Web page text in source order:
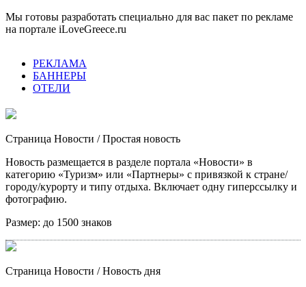
Мы готовы разработать специально для вас пакет по рекламе
на портале iLoveGreece.ru
РЕКЛАМА
БАННЕРЫ
ОТЕЛИ
Страница Новости / Простая новость
Новость размещается в разделе портала «Новости» в
категорию «Туризм» или «Партнеры» с привязкой к стране/
городу/курорту и типу отдыха. Включает одну гиперссылку и
фотографию.
Размер: до 1500 знаков
Страница Новости / Новость дня